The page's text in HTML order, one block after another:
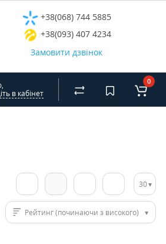
+38(068) 744 5885
+38(093) 407 4234
Замовити дзвінок
в кабінет
0
30
Рейтинг (починаючи з високого)